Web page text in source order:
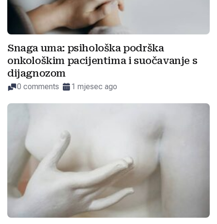
Snaga uma: psihološka podrška
onkološkim pacijentima i suočavanje s
dijagnozom
0 comments 1 mjesec ago